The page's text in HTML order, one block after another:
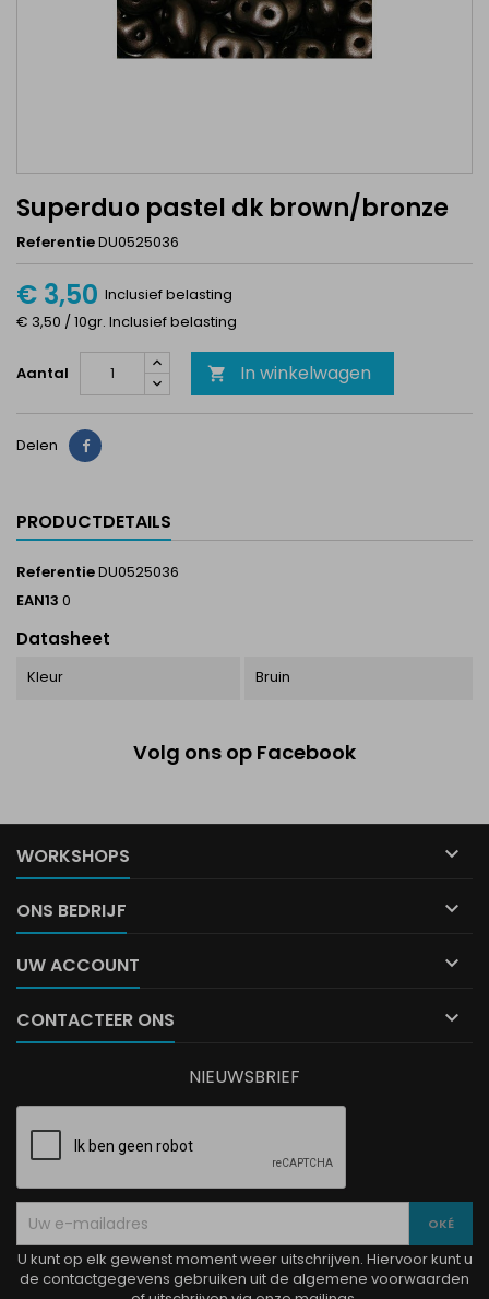
Superduo pastel dk brown/bronze
ReferentieDU0525036
€ 3,50 Inclusief belasting
€ 3,50 / 10gr. Inclusief belasting
Aantal  In winkelwagen
Delen Delen
PRODUCTDETAILS
ReferentieDU0525036
EAN13 0
Datasheet
Kleur Bruin
Volg ons op Facebook
WORKSHOPS 
ONS BEDRIJF 
UW ACCOUNT 
CONTACTEER ONS 
NIEUWSBRIEF
U kunt op elk gewenst moment weer uitschrijven. Hiervoor kunt u
de contactgegevens gebruiken uit de algemene voorwaarden